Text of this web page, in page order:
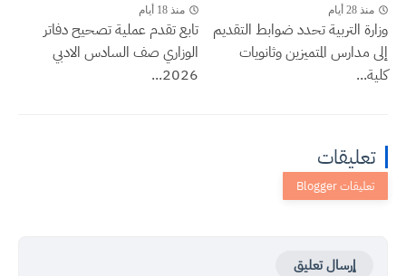
منذ 28 أيام
وزارة التربية تحدد ضوابط التقديم
إلى مدارس المتميزين وثانويات
كلية...
منذ 18 أيام
تابع تقدم عملية تصحيح دفاتر
الوزاري صف السادس الادبي
2026...
تعليقات
إرسال تعليق